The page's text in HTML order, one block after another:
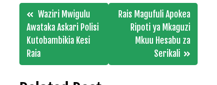
Post
navigation
Waziri Mwigulu
Awataka Askari Polisi
Kutobambikia Kesi
Raia
Rais Magufuli Apokea
Ripoti ya Mkaguzi
Mkuu Hesabu za
Serikali